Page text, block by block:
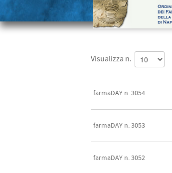
Visualizza n.
farmaDAY n. 3054
farmaDAY n. 3053
farmaDAY n. 3052